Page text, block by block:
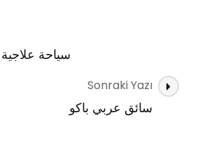
سياحة
Sonraki Yazı
سائق عربي باكو